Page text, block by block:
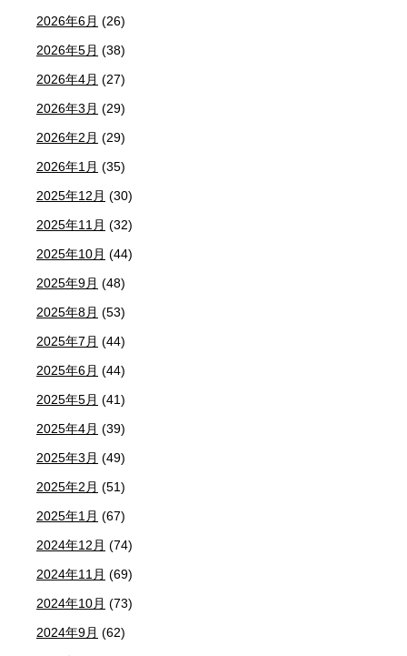
2026年6月 (26)
2026年5月 (38)
2026年4月 (27)
2026年3月 (29)
2026年2月 (29)
2026年1月 (35)
2025年12月 (30)
2025年11月 (32)
2025年10月 (44)
2025年9月 (48)
2025年8月 (53)
2025年7月 (44)
2025年6月 (44)
2025年5月 (41)
2025年4月 (39)
2025年3月 (49)
2025年2月 (51)
2025年1月 (67)
2024年12月 (74)
2024年11月 (69)
2024年10月 (73)
2024年9月 (62)